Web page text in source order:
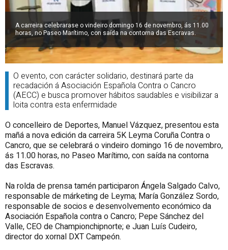
A carreira celebrarase o vindeiro domingo 16 de novembro, ás 11.00
horas, no Paseo Marítimo, con saída na contorna das Escravas.
O evento, con carácter solidario, destinará parte da
recadación á Asociación Española Contra o Cancro
(AECC) e busca promover hábitos saudables e visibilizar a
loita contra esta enfermidade
O concelleiro de Deportes, Manuel Vázquez, presentou esta
mañá a nova edición da carreira 5K Leyma Coruña Contra o
Cancro, que se celebrará o vindeiro domingo 16 de novembro,
ás 11.00 horas, no Paseo Marítimo, con saída na contorna
das Escravas.
Na rolda de prensa tamén participaron Ángela Salgado Calvo,
responsable de márketing de Leyma; María González Sordo,
responsable de socios e desenvolvemento económico da
Asociación Española contra o Cancro; Pepe Sánchez del
Valle, CEO de Championchipnorte; e Juan Luís Cudeiro,
director do xornal DXT Campeón.